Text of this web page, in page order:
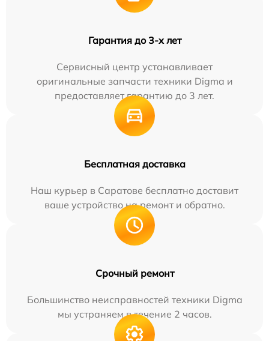
Гарантия до 3-х лет
Сервисный центр устанавливает
оригинальные запчасти техники Digma и
предоставляет гарантию до 3 лет.
Бесплатная доставка
Наш курьер в Саратове бесплатно доставит
ваше устройство на ремонт и обратно.
Срочный ремонт
Большинство неисправностей техники Digma
мы устраняем в течение 2 часов.